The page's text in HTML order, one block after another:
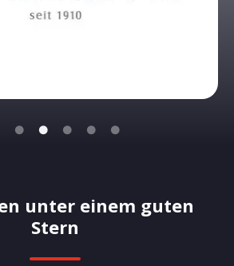
unter einem guten
Stern